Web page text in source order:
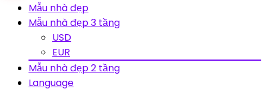
Mẫu nhà đẹp
Mẫu nhà đẹp 3 tầng
USD
EUR
Mẫu nhà đẹp 2 tầng
Language